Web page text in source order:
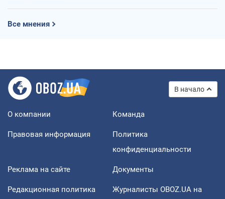
Все мнения
В начало
О компании Команда
Правовая информация
Политика
конфиденциальности
Реклама на сайте Документы
Редакционная политика
Журналисты OBOZ.UA на